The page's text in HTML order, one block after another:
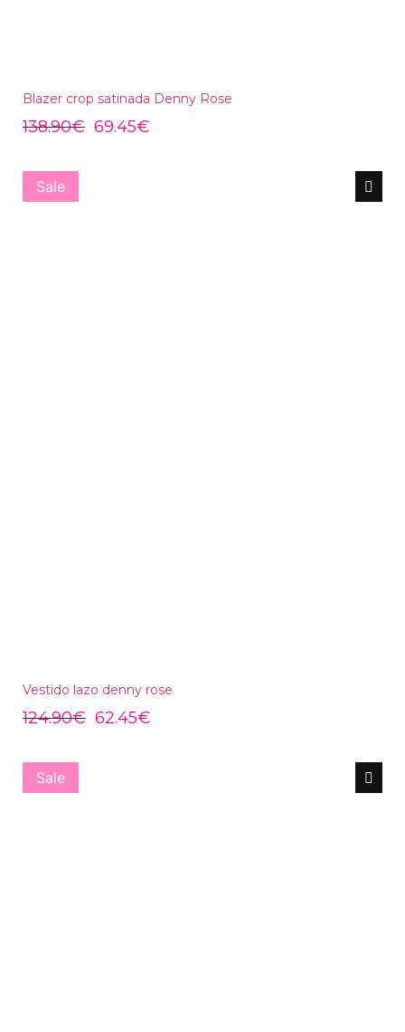
Blazer crop satinada Denny Rose
138.90€ 69.45€
Sale
Vestido lazo denny rose
124.90€ 62.45€
Sale